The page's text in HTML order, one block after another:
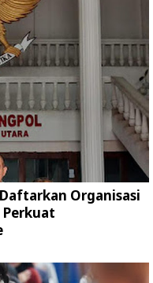
Organisasi
Perkuat